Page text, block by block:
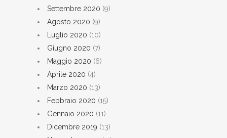
Settembre 2020 (9)
Agosto 2020 (9)
Luglio 2020 (10)
Giugno 2020 (7)
Maggio 2020 (6)
Aprile 2020 (4)
Marzo 2020 (13)
Febbraio 2020 (15)
Gennaio 2020 (11)
Dicembre 2019 (13)